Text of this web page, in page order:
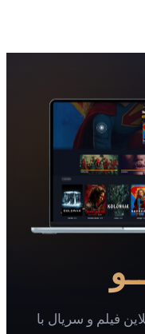
فیلم و سریال با